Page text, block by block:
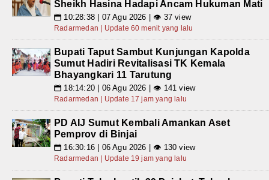
Sheikh Hasina Hadapi Ancam Hukuman Mati
📅 10:28:38 | 07 Agu 2026 | 👁 37 view
Radarmedan | Update 60 menit yang lalu
Bupati Taput Sambut Kunjungan Kapolda
Sumut Hadiri Revitalisasi TK Kemala
Bhayangkari 11 Tarutung
📅 18:14:20 | 06 Agu 2026 | 👁 141 view
Radarmedan | Update 17 jam yang lalu
PD AIJ Sumut Kembali Amankan Aset
Pemprov di Binjai
📅 16:30:16 | 06 Agu 2026 | 👁 130 view
Radarmedan | Update 19 jam yang lalu